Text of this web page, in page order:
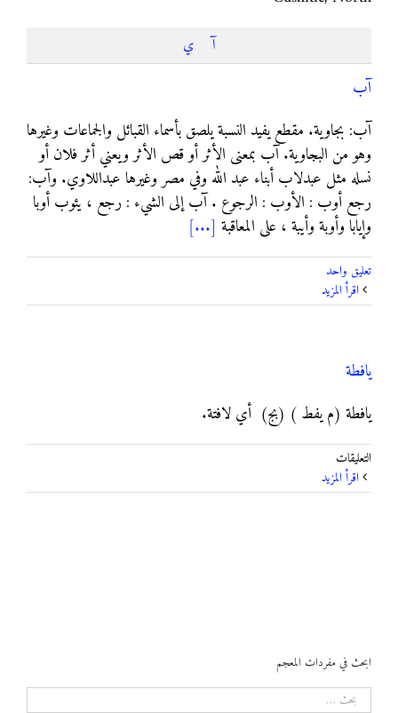
آ ي
آب
آب: بجاوية. مقطع يفيد النسبة يلصق بأسماء القبائل والجماعات وغيرها
وهو من البجاوية. آب بمعنى الأثر أو قص الأثر ويعني أثر فلان أو
نسله مثل عبدلاب أبناء عبد الله وفي مصر وغيرها عبداللاوي. وآب:
رجع أوب : الأوب : الرجوع . آب إلى الشيء : رجع ، يئوب أوبا
وإيابا وأوبة وأيبة ، على المعاقبة [...]
تعليق واحد
يافطة
يافطة (م يفط ) (بج) أي لافتة.
التعليقات
يافطة
مغلقة
ابحث في مفردات المعجم
البحث